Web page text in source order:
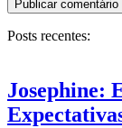
Posts recentes:
Josephine: